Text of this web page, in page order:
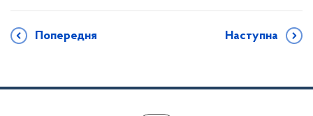
Попередня Наступна